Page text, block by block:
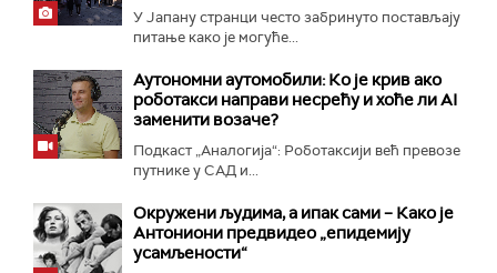
У Јапану странци често забринуто постављају
питање како је могуће...
Аутономни аутомобили: Ко је крив ако
роботакси направи несрећу и хоће ли AI
заменити возаче?
Подкаст „Аналогија“: Роботаксији већ превозе
путнике у САД и...
Окружени људима, а ипак сами – Како је
Антониони предвидео „епидемију
усамљености“